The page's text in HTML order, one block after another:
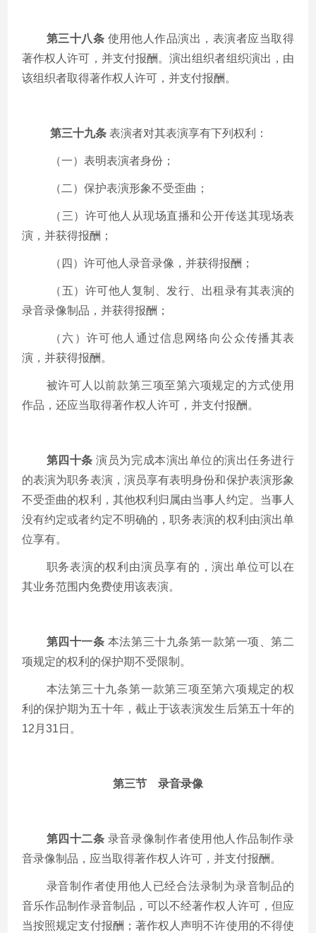
第三十八条 使用他人作品演出，表演者应当取得
著作权人许可，并支付报酬。演出组织者组织演出，由
该组织者取得著作权人许可，并支付报酬。
第三十九条 表演者对其表演享有下列权利：
（一）表明表演者身份；
（二）保护表演形象不受歪曲；
（三）许可他人从现场直播和公开传送其现场表
演，并获得报酬；
（四）许可他人录音录像，并获得报酬；
（五）许可他人复制、发行、出租录有其表演的
录音录像制品，并获得报酬；
（六）许可他人通过信息网络向公众传播其表
演，并获得报酬。
被许可人以前款第三项至第六项规定的方式使用
作品，还应当取得著作权人许可，并支付报酬。
第四十条演员为完成本演出单位的演出任务进行
的表演为职务表演，演员享有表明身份和保护表演形象
不受歪曲的权利，其他权利归属由当事人约定。当事人
没有约定或者约定不明确的，职务表演的权利由演出单
位享有。
职务表演的权利由演员享有的，演出单位可以在
其业务范围内免费使用该表演。
第四十一条 本法第三十九条第一款第一项、第二
项规定的权利的保护期不受限制。
本法第三十九条第一款第三项至第六项规定的权
利的保护期为五十年，截止于该表演发生后第五十年的
12 月 31 日。
第三节 录音录像
第四十二条 录音录像制作者使用他人作品制作录
音录像制品，应当取得著作权人许可，并支付报酬。
录音制作者使用他人已经合法录制为录音制品的
音乐作品制作录音制品，可以不经著作权人许可，但应
当按照规定支付报酬；著作权人声明不许使用的不得使